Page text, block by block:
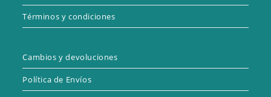
Términos y condiciones
Cambios y devoluciones
Política de Envíos